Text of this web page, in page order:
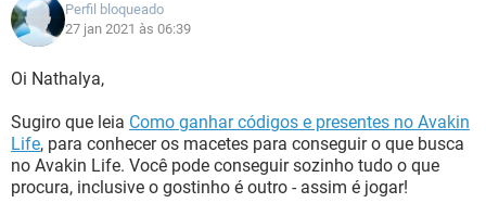
Perfil bloqueado
27 jan 2021 às 06:39
Oi Nathalya,
Sugiro que leia Como ganhar códigos e presentes no Avakin
Life, para conhecer os macetes para conseguir o que busca
no Avakin Life. Você pode conseguir sozinho tudo o que
procura, inclusive o gostinho é outro - assim é jogar!